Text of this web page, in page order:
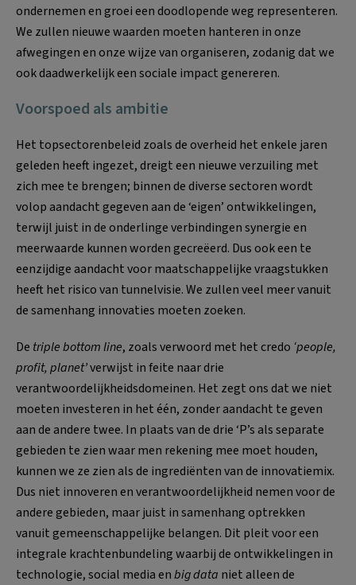
ondernemen en groei een doodlopende weg representeren.
We zullen nieuwe waarden moeten hanteren in onze
afwegingen en onze wijze van organiseren, zodanig dat we
ook daadwerkelijk een sociale impact genereren.
Voorspoed als ambitie
Het topsectorenbeleid zoals de overheid het enkele jaren
geleden heeft ingezet, dreigt een nieuwe verzuiling met
zich mee te brengen; binnen de diverse sectoren wordt
volop aandacht gegeven aan de ‘eigen’ ontwikkelingen,
terwijl juist in de onderlinge verbindingen synergie en
meerwaarde kunnen worden gecreëerd. Dus ook een te
eenzijdige aandacht voor maatschappelijke vraagstukken
heeft het risico van tunnelvisie. We zullen veel meer vanuit
de samenhang innovaties moeten zoeken.
De triple bottom line, zoals verwoord met het credo ‘people,
profit, planet’verwijst in feite naar drie
verantwoordelijkheidsdomeinen. Het zegt ons dat we niet
moeten investeren in het één, zonder aandacht te geven
aan de andere twee. In plaats van de drie ‘P’s als separate
gebieden te zien waar men rekening mee moet houden,
kunnen we ze zien als de ingrediënten van de innovatiemix.
Dus niet innoveren en verantwoordelijkheid nemen voor de
andere gebieden, maar juist in samenhang optrekken
vanuit gemeenschappelijke belangen. Dit pleit voor een
integrale krachtenbundeling waarbij de ontwikkelingen in
technologie, social media enbig data niet alleen de